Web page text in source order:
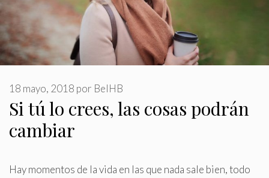
Si tú lo crees, las cosas podrán
cambiar
18 mayo, 2018 por BelHB
Hay momentos de la vida en las que nada sale bien, todo